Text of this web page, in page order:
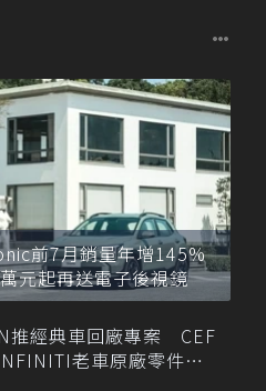
前7月銷量年增145%
起再送電子後視鏡
推經典車回廠專案 CEF
老車原廠零件最